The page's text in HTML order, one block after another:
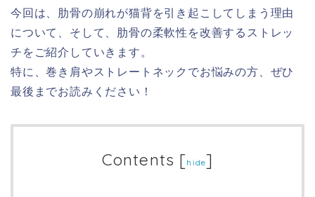
今回は、肋骨の崩れが猫背を引き起こしてしまう理由
について、そして、肋骨の柔軟性を改善するストレッ
チをご紹介していきます。
特に、巻き肩やストレートネックでお悩みの方、ぜひ
最後までお読みください！
Contents [hide]